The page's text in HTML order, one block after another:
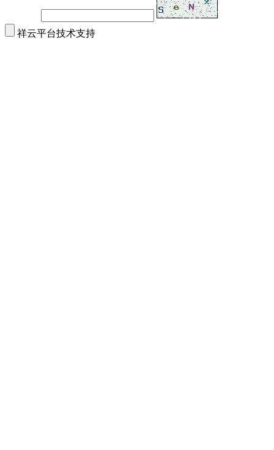
祥云平台技术支持